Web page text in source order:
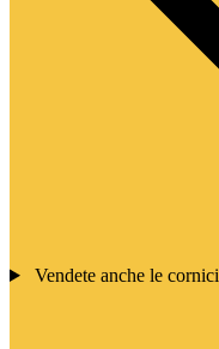
Vendete anche le